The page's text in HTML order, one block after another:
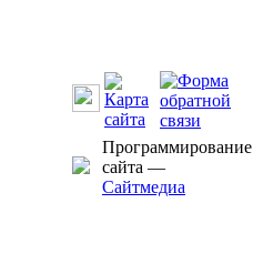
Программирование
сайта —
Сайтмедиа